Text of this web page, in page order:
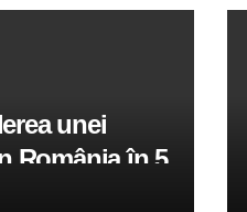
unei
România în 5